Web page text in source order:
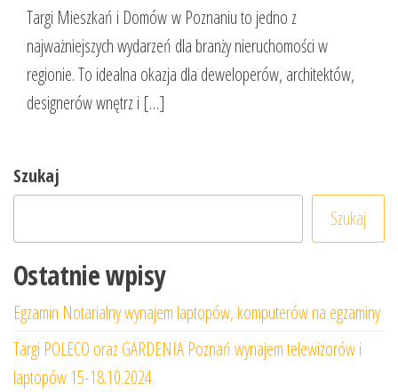
Targi Mieszkań i Domów w Poznaniu to jedno z
najważniejszych wydarzeń dla branży nieruchomości w
regionie. To idealna okazja dla deweloperów, architektów,
designerów wnętrz i […]
Szukaj
Szukaj
Ostatnie wpisy
Egzamin Notarialny wynajem laptopów, komputerów na egzaminy
Targi POLECO oraz GARDENIA Poznań wynajem telewizorów i
laptopów 15-18.10.2024